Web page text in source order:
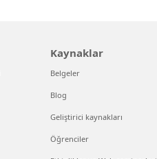
Kaynaklar
Belgeler
Blog
Geliştirici kaynakları
Öğrenciler